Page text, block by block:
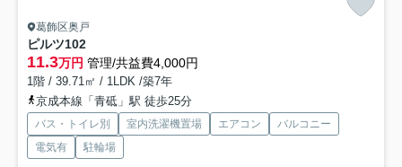
葛飾区奥戸
ピルツ102
11.3万円 管理/共益費4,000円
1階 / 39.71㎡ / 1LDK /築7年
京成本線「青砥」駅 徒歩25分
バス・トイレ別 室内洗濯機置場 エアコン
バルコニー
電気有
駐輪場